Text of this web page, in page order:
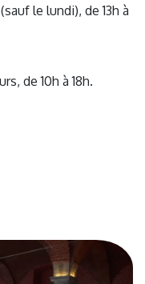
le lundi), de 13h à
de 10h à 18h.